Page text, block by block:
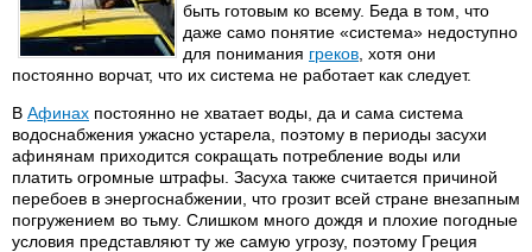
быть готовым ко всему. Беда в том, что
даже само понятие «система» недоступно
для понимания греков , хотя они
постоянно ворчат, что их система не работает как следует.
В Афинах постоянно не хватает воды, да и сама система
водоснабжения ужасно устарела, поэтому в периоды засухи
афинянам приходится сокращать потребление воды или
платить огромные штрафы. Засуха также считается причиной
перебоев в энергоснабжении, что грозит всей стране внезапным
погружением во тьму. Слишком много дождя и плохие погодные
условия представляют ту же самую угрозу, поэтому Греция